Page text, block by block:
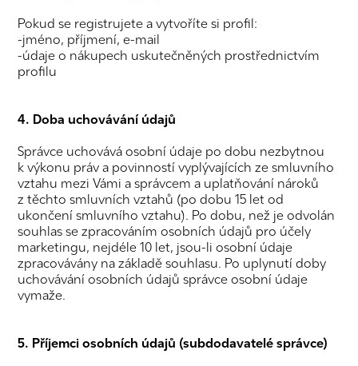
Pokud se registrujete a vytvoříte si profil:
-jméno, příjmení, e-mail
-údaje o nákupech uskutečněných prostřednictvím
profilu
4. Doba uchovávání údajů
Správce uchovává osobní údaje po dobu nezbytnou
k výkonu práv a povinností vyplývajících ze smluvního
vztahu mezi Vámi a správcem a uplatňování nároků
z těchto smluvních vztahů (po dobu 15 let od
ukončení smluvního vztahu). Po dobu, než je odvolán
souhlas se zpracováním osobních údajů pro účely
marketingu, nejdéle 10 let, jsou-li osobní údaje
zpracovávány na základě souhlasu. Po uplynutí doby
uchovávání osobních údajů správce osobní údaje
vymaže.
5. Příjemci osobních údajů (subdodavatelé správce)